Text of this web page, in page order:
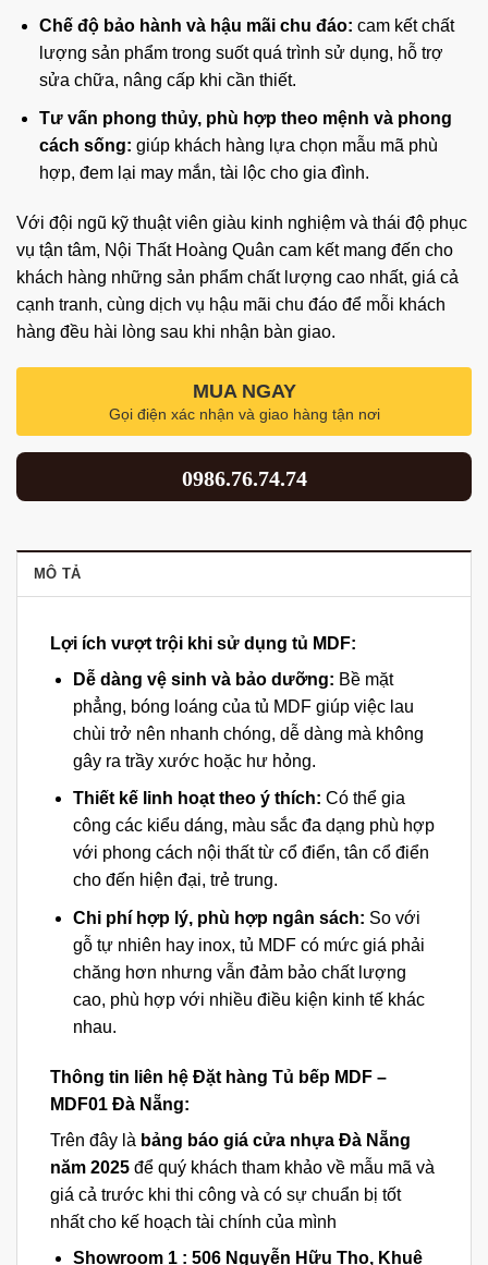
Chế độ bảo hành và hậu mãi chu đáo: cam kết chất
lượng sản phẩm trong suốt quá trình sử dụng, hỗ trợ
sửa chữa, nâng cấp khi cần thiết.
Tư vấn phong thủy, phù hợp theo mệnh và phong
cách sống: giúp khách hàng lựa chọn mẫu mã phù
hợp, đem lại may mắn, tài lộc cho gia đình.
Với đội ngũ kỹ thuật viên giàu kinh nghiệm và thái độ phục
vụ tận tâm, Nội Thất Hoàng Quân cam kết mang đến cho
khách hàng những sản phẩm chất lượng cao nhất, giá cả
cạnh tranh, cùng dịch vụ hậu mãi chu đáo để mỗi khách
hàng đều hài lòng sau khi nhận bàn giao.
MUA NGAY
Gọi điện xác nhận và giao hàng tận nơi
0986.76.74.74
MÔ TẢ
Lợi ích vượt trội khi sử dụng tủ MDF:
Dễ dàng vệ sinh và bảo dưỡng: Bề mặt
phẳng, bóng loáng của tủ MDF giúp việc lau
chùi trở nên nhanh chóng, dễ dàng mà không
gây ra trầy xước hoặc hư hỏng.
Thiết kế linh hoạt theo ý thích: Có thể gia
công các kiểu dáng, màu sắc đa dạng phù hợp
với phong cách nội thất từ cổ điển, tân cổ điển
cho đến hiện đại, trẻ trung.
Chi phí hợp lý, phù hợp ngân sách: So với
gỗ tự nhiên hay inox, tủ MDF có mức giá phải
chăng hơn nhưng vẫn đảm bảo chất lượng
cao, phù hợp với nhiều điều kiện kinh tế khác
nhau.
Thông tin liên hệ Đặt hàng Tủ bếp MDF –
MDF01 Đà Nẵng:
Trên đây là bảng báo giá cửa nhựa Đà Nẵng
năm 2025 để quý khách tham khảo về mẫu mã và
giá cả trước khi thi công và có sự chuẩn bị tốt
nhất cho kế hoạch tài chính của mình
Showroom 1 : 506 Nguyễn Hữu Thọ, Khuê